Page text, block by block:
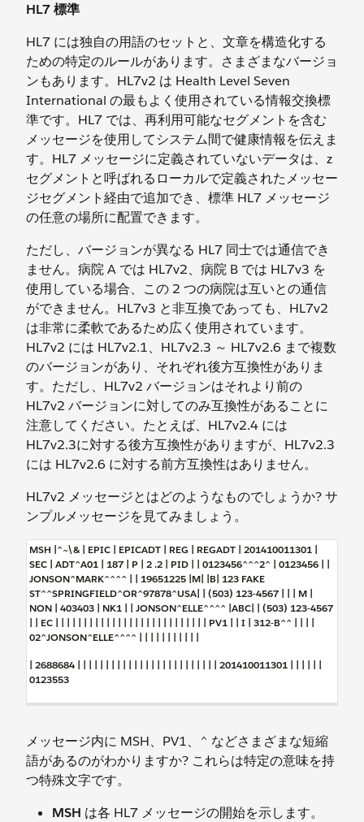
HL7 標準
HL7 には独自の用語のセットと、文章を構造化する
ための特定のルールがあります。さまざまなバージョ
ンもあります。HL7v2 は Health Level Seven
International の最もよく使用されている情報交換標
準です。HL7 では、再利用可能なセグメントを含む
メッセージを使用してシステム間で健康情報を伝えま
す。HL7 メッセージに定義されていないデータは、z
セグメントと呼ばれるローカルで定義されたメッセー
ジセグメント経由で追加でき、標準 HL7 メッセージ
の任意の場所に配置できます。
ただし、バージョンが異なる HL7 同士では通信でき
ません。病院 A では HL7v2、病院 B では HL7v3 を
使用している場合、この 2 つの病院は互いとの通信
ができません。HL7v3 と非互換であっても、HL7v2
は非常に柔軟であるため広く使用されています。
HL7v2 には HL7v2.1、HL7v2.3 ～ HL7v2.6 まで複数
のバージョンがあり、それぞれ後方互換性がありま
す。ただし、HL7v2 バージョンはそれより前の
HL7v2 バージョンに対してのみ互換性があることに
注意してください。たとえば、HL7v2.4 には
HL7v2.3に対する後方互換性がありますが、HL7v2.3
には HL7v2.6 に対する前方互換性はありません。
HL7v2 メッセージとはどのようなものでしょうか? サ
ンプルメッセージを見てみましょう。
MSH |^~\& | EPIC | EPICADT | REG | REGADT | 201410011301 |
SEC | ADT^A01 | 187 | P | 2 .2 | PID | | 0123456^^^2^ | 0123456 | |
JONSON^MARK^^^^ | | 19651225 |M| |B| 123 FAKE
ST^^SPRINGFIELD^OR^97878^USA| | (503) 123-4567 | | | M |
NON | 403403 | NK1 | | JONSON^ELLE^^^^ |ABC| | (503) 123-4567
| | EC | | | | | | | | | | | | | | | | | | | | | | | | | | | PV1 | | I | 312-B^^ | | | |
02^JONSON^ELLE^^^^ | | | | | | | | | | |
| 2688684 | | | | | | | | | | | | | | | | | | | | | | | | | 201410011301 | | | | | |
0123553
メッセージ内に MSH、PV1、^ などさまざまな短縮
語があるのがわかりますか? これらは特定の意味を持
つ特殊文字です。
MSH は各 HL7 メッセージの開始を示します。